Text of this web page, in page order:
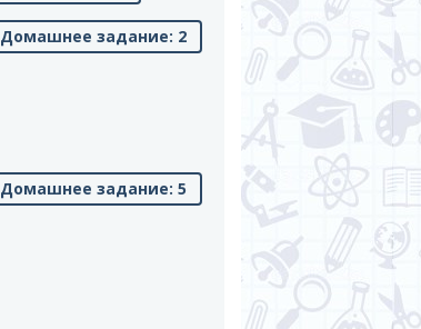
Домашнее задание: 2
Домашнее задание: 5